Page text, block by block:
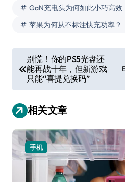
GaN充电头为何如此小巧高效
苹果为何从不标注快充功率？
章
导
航
别慌！你的PS5光盘还
能再战十年，但新游戏
只能“喜提兑换码”
相关文章
手机